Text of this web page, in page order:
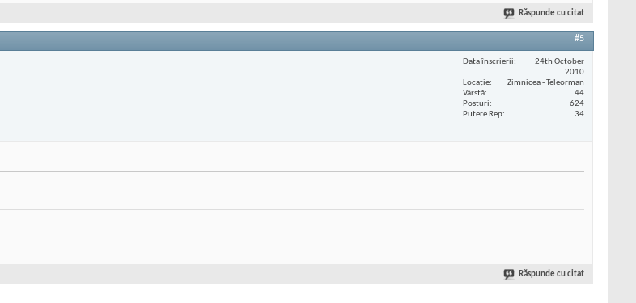
Răspunde cu citat
#5
Data înscrierii
24th October
2010
Locaţie
Zimnicea - Teleorman
Vârstă
44
Posturi
624
Putere Rep
34
Răspunde cu citat